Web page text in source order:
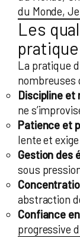
du Monde,
Les
pratique
La pratique
nombreuses
Discipline et
ne
Patience et
lente et
Gestion des
sous
abstraction
Confiance
progressive